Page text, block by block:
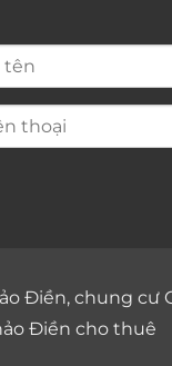
Điền, chung cư
Điền cho thuê